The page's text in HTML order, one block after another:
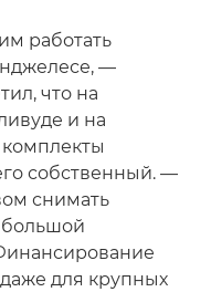
работать
—
что на
и на
собственный. —
снимать
большой
для крупных